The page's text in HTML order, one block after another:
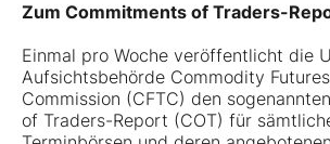
Zum Commitments of Traders-
Einmal pro Woche veröffentlicht die
Aufsichtsbehörde Commodity
Commission (CFTC) den
of Traders-Report (COT) für